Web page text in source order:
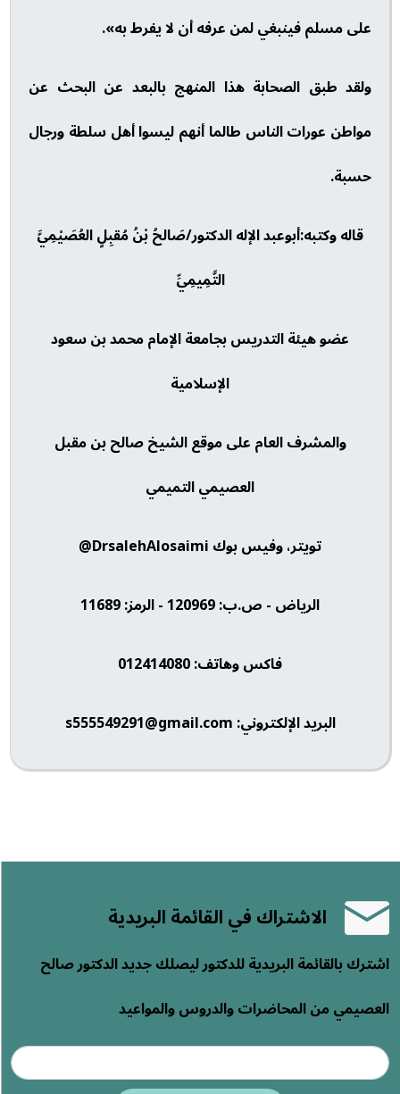
على مسلم فينبغي لمن عرفه أن لا يفرط به».
ولقد طبق الصحابة هذا المنهج بالبعد عن البحث عن
مواطن عورات الناس طالما أنهم ليسوا أهل سلطة ورجال
حسبة.
قاله وكتبه:أبوعبد الإله الدكتور/صَالحُ بْنُ مُقبِلٍ العُصَيْمِيَّ
التَّمِيمِيِّ
عضو هيئة التدريس بجامعة الإمام محمد بن سعود
الإسلامية
والمشرف العام على موقع الشيخ صالح بن مقبل
العصيمي التميمي
تويتر، وفيس بوك DrsalehAlosaimi@
الرياض - ص.ب: 120969 - الرمز: 11689
فاكس وهاتف: 012414080
البريد الإلكتروني: s555549291@gmail.com
الاشتراك في القائمة البريدية
اشترك بالقائمة البريدية للدكتور ليصلك جديد الدكتور صالح
العصيمي من المحاضرات والدروس والمواعيد